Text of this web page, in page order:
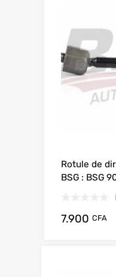
Rotule de
BSG : BSG
7.900 CFA